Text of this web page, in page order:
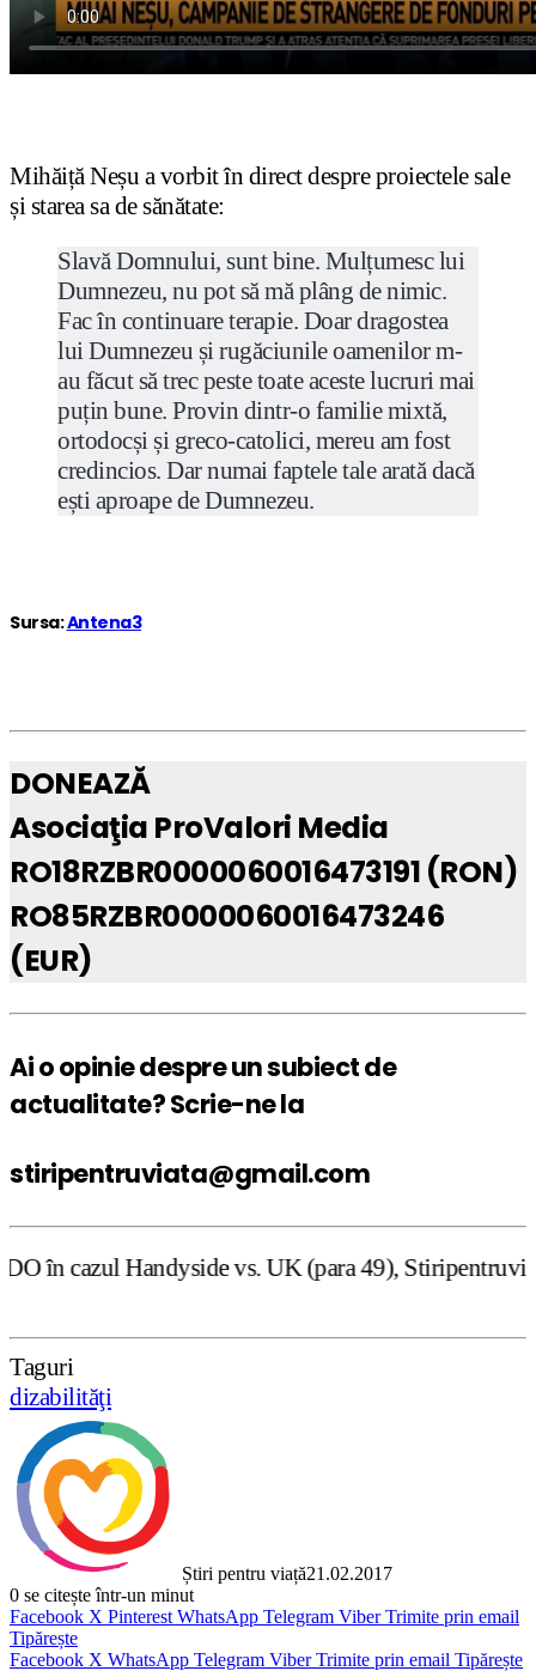
Mihăiță Neșu a vorbit în direct despre proiectele sale
și starea sa de sănătate:
Slavă Domnului, sunt bine. Mulțumesc lui
Dumnezeu, nu pot să mă plâng de nimic.
Fac în continuare terapie. Doar dragostea
lui Dumnezeu și rugăciunile oamenilor m-
au făcut să trec peste toate aceste lucruri mai
puțin bune. Provin dintr-o familie mixtă,
ortodocși și greco-catolici, mereu am fost
credincios. Dar numai faptele tale arată dacă
ești aproape de Dumnezeu.
Sursa:Antena3
DONEAZĂ
Asociaţia ProValori Media
RO18RZBR0000060016473191 (RON)
RO85RZBR0000060016473246
(EUR)
Ai o opinie despre un subiect de
actualitate? Scrie-ne la
stiripentruviata@gmail.com
vs. UK (para 49), Stiripentruviata.ro consideră
Taguri
dizabilităţi
Știri pentru viață21.02.2017
0 se citește într-un minut
Facebook X Pinterest WhatsApp Telegram Viber Trimite prin email
Tipărește
Facebook X WhatsApp Telegram Viber Trimite prin email Tipărește